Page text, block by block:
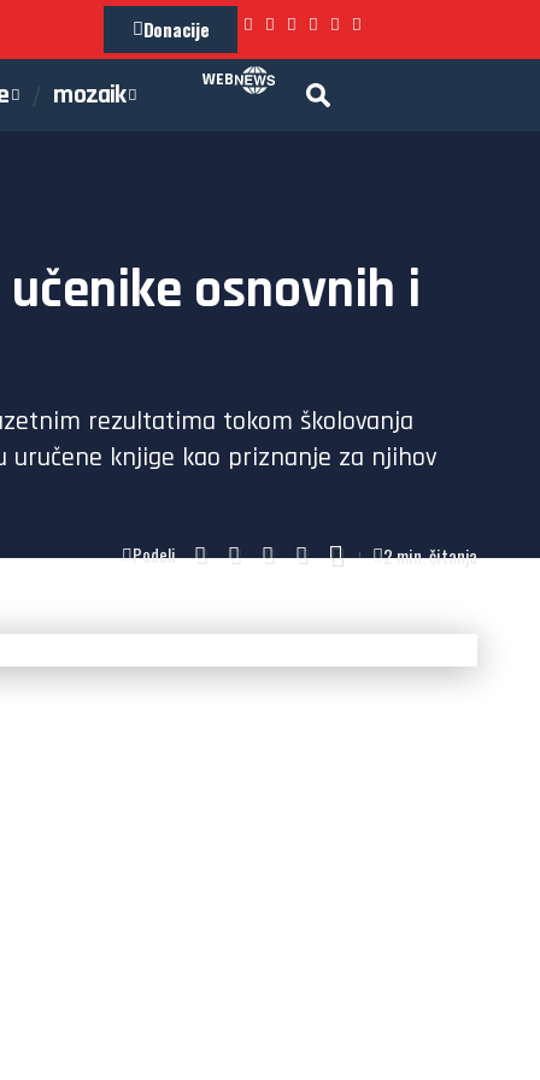
Donacije
mozaik WEB
osnovnih i
rezultatima tokom školovanja
uručene knjige kao priznanje za njihov
Podeli 2 min. čitanja